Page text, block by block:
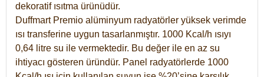
dekoratif ısıtma ürünüdür.
Duffmart Premio alüminyum radyatörler yüksek verimde
ısı transferine uygun tasarlanmıştır. 1000 Kcal/h ısıyı
0,64 litre su ile vermektedir. Bu değer ile en az su
ihtiyacı gösteren üründür. Panel radyatörlerde 1000